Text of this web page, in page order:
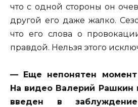
что с одной стороны он
другой его даже жалко.
что его слова о
правдой. Нельзя этого
— Еще непонятен момент
На видео Валерий Рашкин
введен в